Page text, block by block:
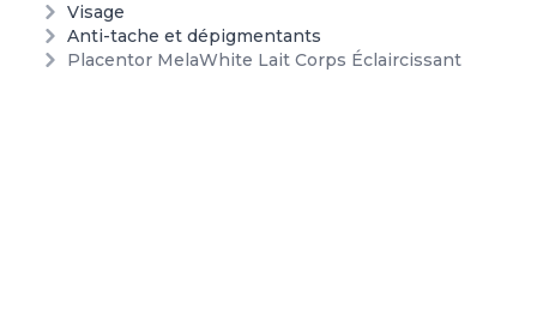
Visage
Anti-tache et dépigmentants
Placentor MelaWhite Lait Corps Éclaircissant